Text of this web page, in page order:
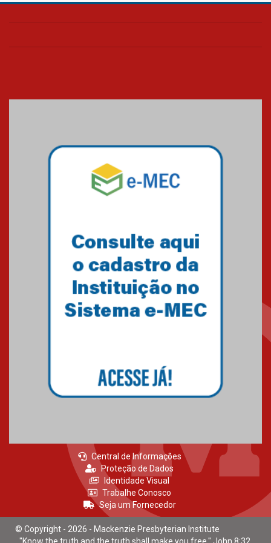
Central de Informações
Proteção de Dados
Identidade Visual
Trabalhe Conosco
Seja um Fornecedor
© Copyright - 2026 - Mackenzie Presbyterian Institute
"Know the truth and the truth shall make you free." John 8:32